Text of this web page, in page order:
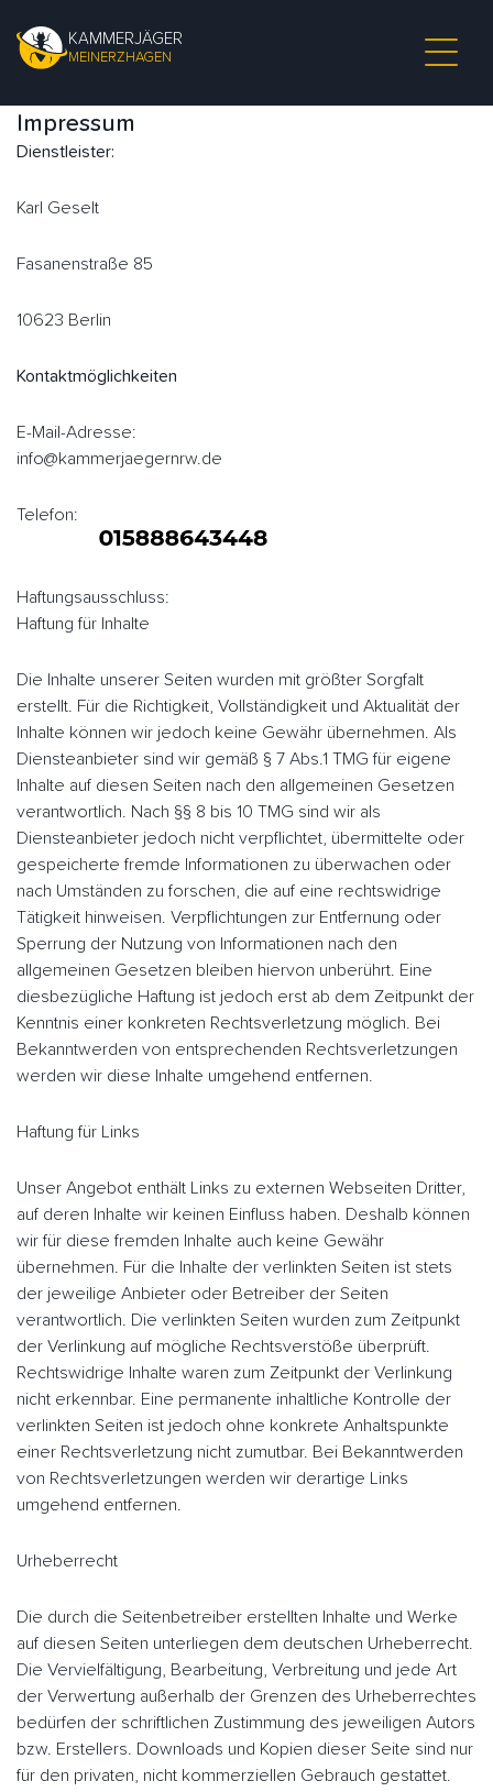
KAMMERJÄGER
MEINERZHAGEN
Impressum
Dienstleister:
Karl Geselt
Fasanenstraße 85
10623 Berlin
Kontaktmöglichkeiten
E-Mail-Adresse:
info@kammerjaegernrw.de
Telefon:
Haftungsausschluss:
Haftung für Inhalte
Die Inhalte unserer Seiten wurden mit größter Sorgfalt
erstellt. Für die Richtigkeit, Vollständigkeit und Aktualität der
Inhalte können wir jedoch keine Gewähr übernehmen. Als
Diensteanbieter sind wir gemäß § 7 Abs.1 TMG für eigene
Inhalte auf diesen Seiten nach den allgemeinen Gesetzen
verantwortlich. Nach §§ 8 bis 10 TMG sind wir als
Diensteanbieter jedoch nicht verpflichtet, übermittelte oder
gespeicherte fremde Informationen zu überwachen oder
nach Umständen zu forschen, die auf eine rechtswidrige
Tätigkeit hinweisen. Verpflichtungen zur Entfernung oder
Sperrung der Nutzung von Informationen nach den
allgemeinen Gesetzen bleiben hiervon unberührt. Eine
diesbezügliche Haftung ist jedoch erst ab dem Zeitpunkt der
Kenntnis einer konkreten Rechtsverletzung möglich. Bei
Bekanntwerden von entsprechenden Rechtsverletzungen
werden wir diese Inhalte umgehend entfernen.
Haftung für Links
Unser Angebot enthält Links zu externen Webseiten Dritter,
auf deren Inhalte wir keinen Einfluss haben. Deshalb können
wir für diese fremden Inhalte auch keine Gewähr
übernehmen. Für die Inhalte der verlinkten Seiten ist stets
der jeweilige Anbieter oder Betreiber der Seiten
verantwortlich. Die verlinkten Seiten wurden zum Zeitpunkt
der Verlinkung auf mögliche Rechtsverstöße überprüft.
Rechtswidrige Inhalte waren zum Zeitpunkt der Verlinkung
nicht erkennbar. Eine permanente inhaltliche Kontrolle der
verlinkten Seiten ist jedoch ohne konkrete Anhaltspunkte
einer Rechtsverletzung nicht zumutbar. Bei Bekanntwerden
von Rechtsverletzungen werden wir derartige Links
umgehend entfernen.
Urheberrecht
Die durch die Seitenbetreiber erstellten Inhalte und Werke
auf diesen Seiten unterliegen dem deutschen Urheberrecht.
Die Vervielfältigung, Bearbeitung, Verbreitung und jede Art
der Verwertung außerhalb der Grenzen des Urheberrechtes
bedürfen der schriftlichen Zustimmung des jeweiligen Autors
bzw. Erstellers. Downloads und Kopien dieser Seite sind nur
für den privaten, nicht kommerziellen Gebrauch gestattet.